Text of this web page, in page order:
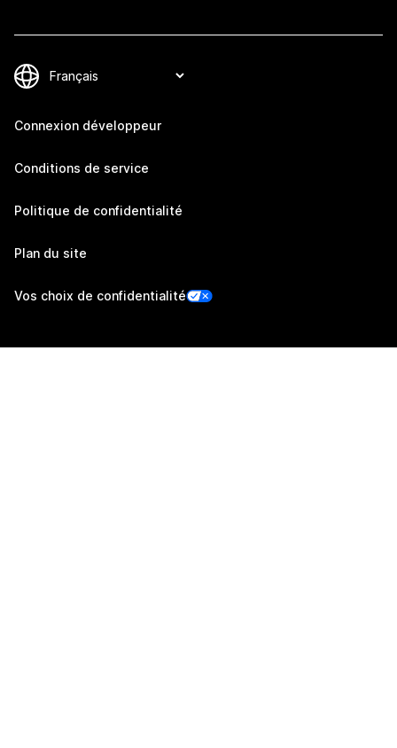
Connexion développeur
Conditions de service
Politique de confidentialité
Plan du site
Vos choix de confidentialité